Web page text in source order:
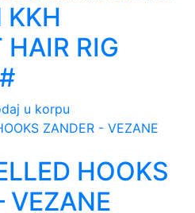
proizvoda.
varijanti.
izabrane
stranici
proizvoda.
KKH
HAIR RIG
u korpu
HOOKS
VEZANE